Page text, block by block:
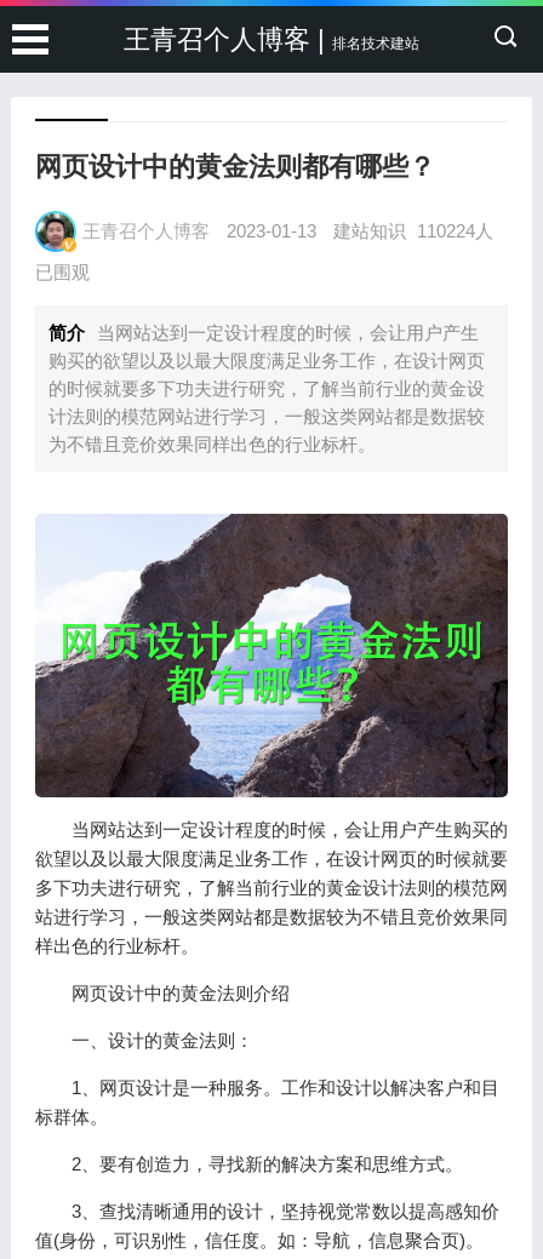
王青召个人博客 | 排名技术建站
网页设计中的黄金法则都有哪些？
王青召个人博客 2023-01-13 建站知识
110224人
已围观
简介
当网站达到一定设计程度的时候，会让用户产生
购买的欲望以及以最大限度满足业务工作，在设计网页
的时候就要多下功夫进行研究，了解当前行业的黄金设
计法则的模范网站进行学习，一般这类网站都是数据较
为不错且竞价效果同样出色的行业标杆。
当网站达到一定设计程度的时候，会让用户产生购买的
欲望以及以最大限度满足业务工作，在设计网页的时候就要
多下功夫进行研究，了解当前行业的黄金设计法则的模范网
站进行学习，一般这类网站都是数据较为不错且竞价效果同
样出色的行业标杆。
网页设计中的黄金法则介绍
一、设计的黄金法则：
1、网页设计是一种服务。工作和设计以解决客户和目
标群体。
2、要有创造力，寻找新的解决方案和思维方式。
3、查找清晰通用的设计，坚持视觉常数以提高感知价
值(身份，可识别性，信任度。如：导航，信息聚合页)。